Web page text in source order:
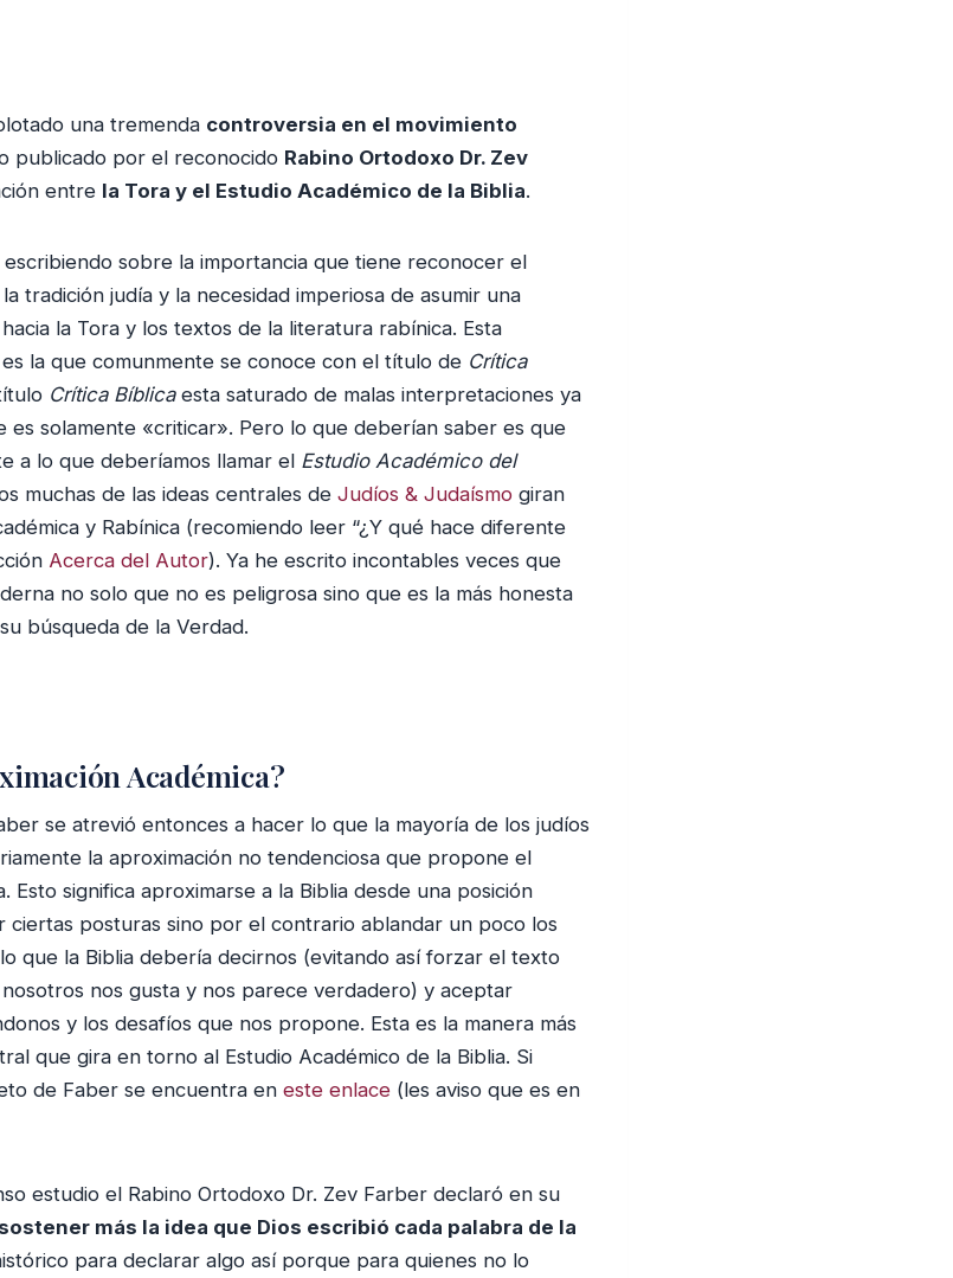
una tremenda controversia en el movimiento
publicado por el reconocido Rabino Ortodoxo Dr. Zev
entre la Tora y el Estudio Académico de la Biblia.
sobre la importancia que tiene reconocer el
tradición judía y la necesidad imperiosa de asumir una
la Tora y los textos de la literatura rabínica. Esta
la que comunmente se conoce con el título de Crítica
Crítica Bíblica esta saturado de malas interpretaciones ya
es solamente «criticar». Pero lo que deberían saber es que
a lo que deberíamos llamar el Estudio Académico del
muchas de las ideas centrales de Judíos & Judaísmo giran
y Rabínica (recomiendo leer “¿Y qué hace diferente
Acerca del Autor). Ya he escrito incontables veces que
no solo que no es peligrosa sino que es la más honesta
búsqueda de la Verdad.
Académica?
se atrevió entonces a hacer lo que la mayoría de los judíos
la aproximación no tendenciosa que propone el
Esto significa aproximarse a la Biblia desde una posición
ciertas posturas sino por el contrario ablandar un poco los
que la Biblia debería decirnos (evitando así forzar el texto
nos gusta y nos parece verdadero) y aceptar
y los desafíos que nos propone. Esta es la manera más
que gira en torno al Estudio Académico de la Biblia. Si
de Faber se encuentra en este enlace (les aviso que es en
estudio el Rabino Ortodoxo Dr. Zev Farber declaró en su
más la idea que Dios escribió cada palabra de la
para declarar algo así porque para quienes no lo